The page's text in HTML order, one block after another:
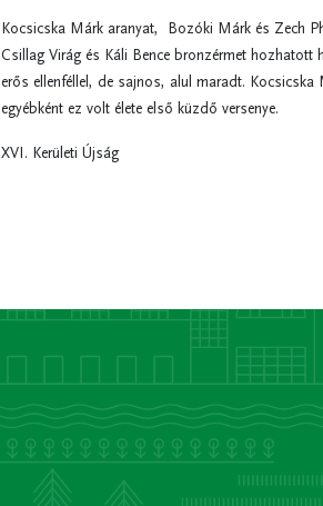
Kocsicska Márk aranyat, Bozóki Márk és Zech
Csillag Virág és Káli Bence bronzérmet hozhatott
erős ellenféllel, de sajnos, alul maradt.
egyébként ez volt élete első küzdő versenye.
XVI. Kerületi Újság